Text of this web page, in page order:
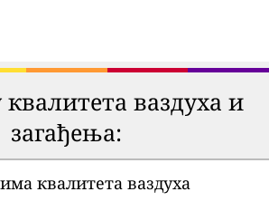
ваздуха и
загађења:
квалитета ваздуха